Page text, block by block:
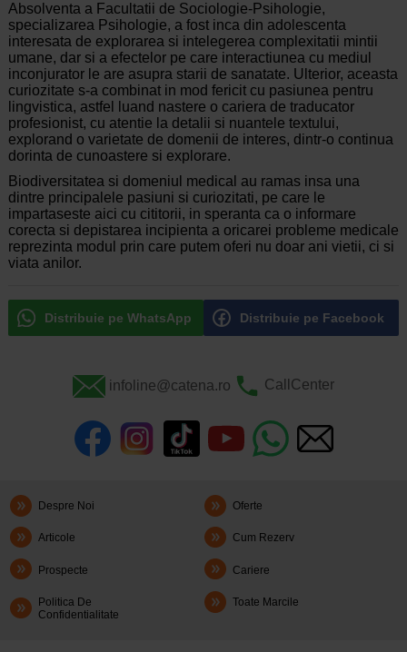
Absolventa a Facultatii de Sociologie-Psihologie,
specializarea Psihologie, a fost inca din adolescenta
interesata de explorarea si intelegerea complexitatii mintii
umane, dar si a efectelor pe care interactiunea cu mediul
inconjurator le are asupra starii de sanatate. Ulterior, aceasta
curiozitate s-a combinat in mod fericit cu pasiunea pentru
lingvistica, astfel luand nastere o cariera de traducator
profesionist, cu atentie la detalii si nuantele textului,
explorand o varietate de domenii de interes, dintr-o continua
dorinta de cunoastere si explorare.
Biodiversitatea si domeniul medical au ramas insa una
dintre principalele pasiuni si curiozitati, pe care le
impartaseste aici cu cititorii, in speranta ca o informare
corecta si depistarea incipienta a oricarei probleme medicale
reprezinta modul prin care putem oferi nu doar ani vietii, ci si
viata anilor.
Distribuie pe WhatsApp Distribuie pe Facebook
infoline@catena.ro CallCenter
Despre Noi Oferte
Articole Cum Rezerv
Prospecte Cariere
Politica De
Confidentialitate
Toate Marcile